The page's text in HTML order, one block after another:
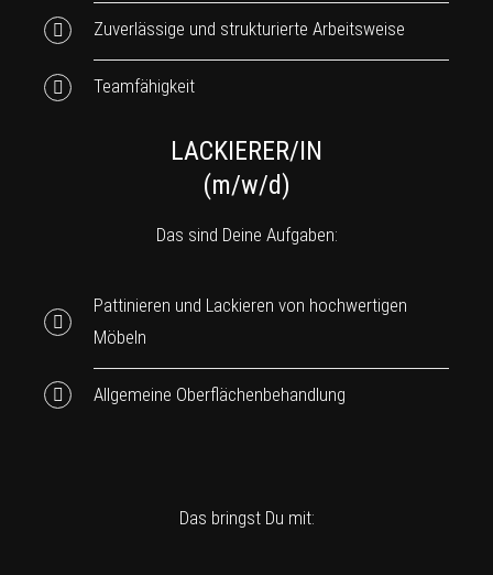
Zuverlässige und strukturierte Arbeitsweise
Teamfähigkeit
LACKIERER/IN
(m/w/d)
Das sind Deine Aufgaben:
Pattinieren und Lackieren von hochwertigen
Möbeln
Allgemeine Oberflächenbehandlung
Das bringst Du mit: